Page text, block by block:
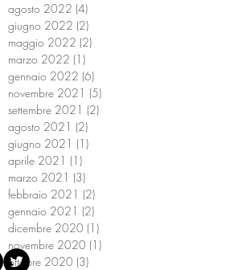
agosto 2022 (4)
giugno 2022 (2)
maggio 2022 (2)
marzo 2022 (1)
gennaio 2022 (6)
novembre 2021 (5)
settembre 2021 (2)
agosto 2021 (2)
giugno 2021 (1)
aprile 2021 (1)
marzo 2021 (3)
febbraio 2021 (2)
gennaio 2021 (2)
dicembre 2020 (1)
novembre 2020 (1)
ottobre 2020 (3)
nostri canali social